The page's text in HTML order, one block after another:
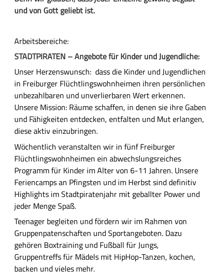
c
h
B
e
s
c
h
r
e
i
b
u
n
g
und von Gott geliebt ist.
Arbeitsbereiche:
STADTPIRATEN – Angebote für Kinder und Jugendliche:
Unser Herzenswunsch: dass die Kinder und Jugendlichen
in Freiburger Flüchtlingswohnheimen ihren persönlichen
unbezahlbaren und unverlierbaren Wert erkennen.
Unsere Mission: Räume schaffen, in denen sie ihre Gaben
und Fähigkeiten entdecken, entfalten und Mut erlangen,
diese aktiv einzubringen.
Wöchentlich veranstalten wir in fünf Freiburger
Flüchtlingswohnheimen ein abwechslungsreiches
Programm für Kinder im Alter von 6-11 Jahren. Unsere
Feriencamps an Pfingsten und im Herbst sind definitiv
Highlights im Stadtpiratenjahr mit geballter Power und
jeder Menge Spaß.
Teenager begleiten und fördern wir im Rahmen von
Gruppenpatenschaften und Sportangeboten. Dazu
gehören Boxtraining und Fußball für Jungs,
Gruppentreffs für Mädels mit HipHop-Tanzen, kochen,
backen und vieles mehr.